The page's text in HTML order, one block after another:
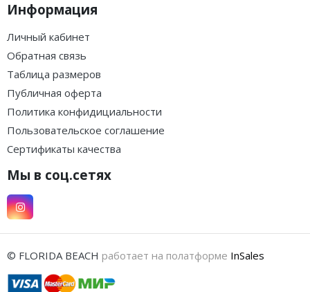
Информация
Личный кабинет
Обратная связь
Таблица размеров
Публичная оферта
Политика конфидициальности
Пользовательское соглашение
Сертификаты качества
Мы в соц.сетях
© FLORIDA BEACH работает на полатформе InSales